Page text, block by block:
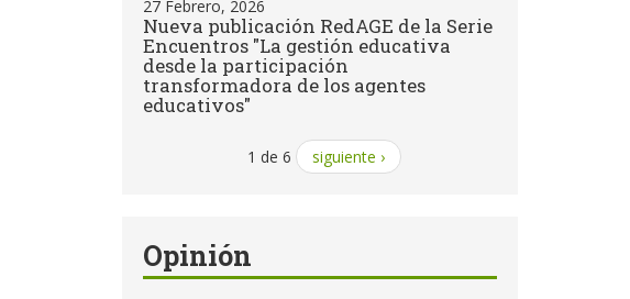
27 Febrero, 2026
Nueva publicación RedAGE de la Serie
Encuentros "La gestión educativa
desde la participación
transformadora de los agentes
educativos"
1 de 6 siguiente ›
Opinión